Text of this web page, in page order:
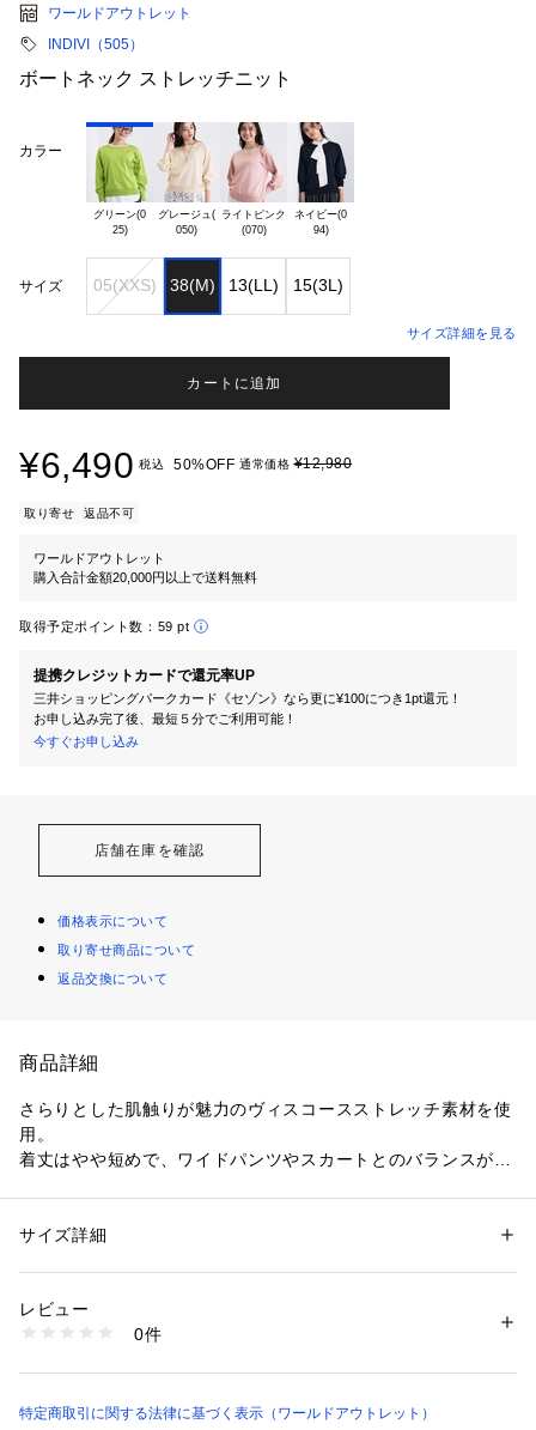
ワールドアウトレット
INDIVI（505）
ボートネック ストレッチニット
カラー
グリーン(0
25)
グレージュ( ライトピンク
(070)
ネイビー(0
94)
サイズ 05(XXS) 38(M) 13(LL) 15(3L)
サイズ詳細を見る
カートに追加
¥6,490 税込 50%OFF 通常価格¥12,980
取り寄せ 返品不可
ワールドアウトレット
購入合計金額20,000円以上で送料無料
取得予定ポイント数： 59 pt
提携クレジットカードで還元率UP
三井ショッピングパークカード《セゾン》なら更に¥100につき1pt還元！
お申し込み完了後、最短５分でご利用可能！
今すぐお申し込み
店舗在庫を確認
価格表示について
取り寄せ商品について
返品交換について
商品詳細
さらりとした肌触りが魅力のヴィスコースストレッチ素材を使
用。
着丈はやや短めで、ワイドパンツやスカートとのバランスが取
持たせた袖フォルムがポイント。
■こちらの商品はINDIVI店舗では取り扱いがございませんので
性別：レディース
素材：レーヨン47％ ポリエステル39％ ナイロン14％
商品番号：
505-13951 （ショップ）
サイズ詳細
レビュー
0件
特定商取引に関する法律に基づく表示（ワールドアウトレット）